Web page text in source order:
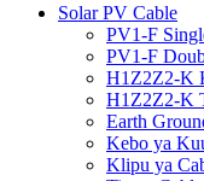
Solar PV Cable
PV1-F
PV1-F
H1Z2Z2-K
H1Z2Z2-K
Earth
Kebo ya
Klipu ya